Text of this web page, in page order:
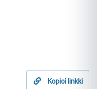
Kopioi linkki